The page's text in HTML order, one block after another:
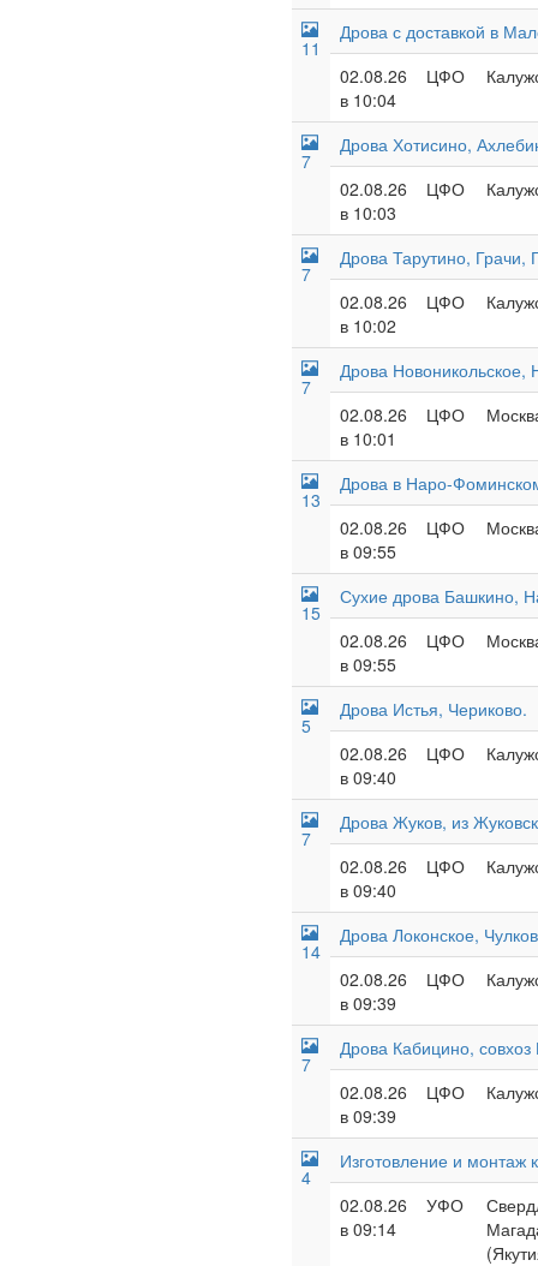
11
Дрова с доставкой в
02.08.26
в 10:04
ЦФО
7
Дрова Хотисино,
02.08.26
в 10:03
ЦФО
7
Дрова Тарутино, Грачи,
02.08.26
в 10:02
ЦФО
7
Дрова Новоникольское,
02.08.26
в 10:01
ЦФО
13
Дрова в Наро-
02.08.26
в 09:55
ЦФО
15
Сухие дрова Башкино,
02.08.26
в 09:55
ЦФО
5
Дрова Истья, Чериково.
02.08.26
в 09:40
ЦФО
7
Дрова Жуков, из
02.08.26
в 09:40
ЦФО
14
Дрова Локонское,
02.08.26
в 09:39
ЦФО
7
Дрова Кабицино,
02.08.26
в 09:39
ЦФО
4
Изготовление и монтаж
02.08.26
в 09:14
УФО